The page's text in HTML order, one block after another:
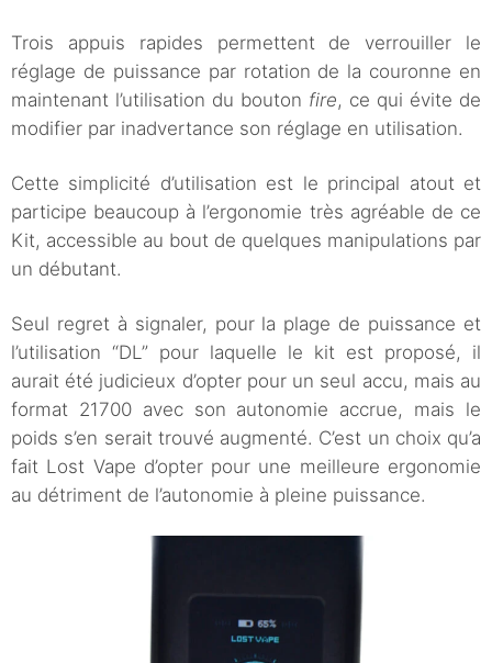
Trois appuis rapides permettent de verrouiller le
réglage de puissance par rotation de la couronne en
maintenant l’utilisation du bouton fire, ce qui évite de
modifier par inadvertance son réglage en utilisation.
Cette simplicité d’utilisation est le principal atout et
participe beaucoup à l’ergonomie très agréable de ce
Kit, accessible au bout de quelques manipulations par
un débutant.
Seul regret à signaler, pour la plage de puissance et
l’utilisation “DL” pour laquelle le kit est proposé, il
aurait été judicieux d’opter pour un seul accu, mais au
format 21700 avec son autonomie accrue, mais le
poids s’en serait trouvé augmenté. C’est un choix qu’a
fait Lost Vape d’opter pour une meilleure ergonomie
au détriment de l’autonomie à pleine puissance.